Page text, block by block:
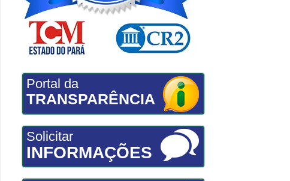
Portal da
TRANSPARÊNCIA
Solicitar
INFORMAÇÕES